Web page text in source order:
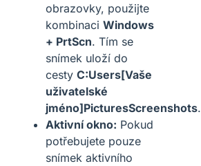
obrazovky, použijte
kombinaci Windows
+ PrtScn. Tím se
snímek uloží do
cesty C:Users[Vaše
uživatelské
jméno]PicturesScreenshots.
Aktivní okno: Pokud
potřebujete pouze
snímek aktivního